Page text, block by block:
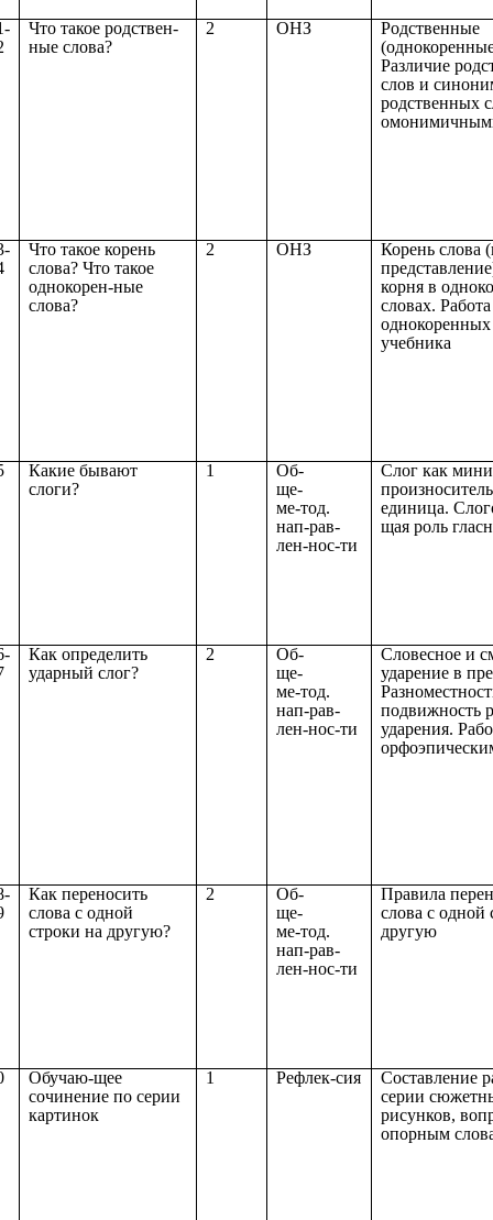
Что такое родствен-
ные слова?
2 ОНЗ
Родственные
Различие
слов и
родственных
Что такое корень
слова? Что такое
однокорен-ные
слова?
2 ОНЗ
Корень слова
корня в
словах.
однокоренных
учебника
Какие бывают
слоги?
1
Об-
ще-
ме-тод.
нап-рав-
лен-нос-ти
Слог как
единица.
щая роль
Как определить
ударный слог?
2
Об-
ще-
ме-тод.
нап-рав-
лен-нос-ти
Словесное и
ударение в
подвижность
ударения.
Как переносить
слова с одной
строки на другую?
2
Об-
ще-
ме-тод.
нап-рав-
лен-нос-ти
Правила
слова с одной
другую
Обучаю-щее
сочинение по серии
картинок
1 Рефлек-сия
Составление
серии
рисунков,
опорным